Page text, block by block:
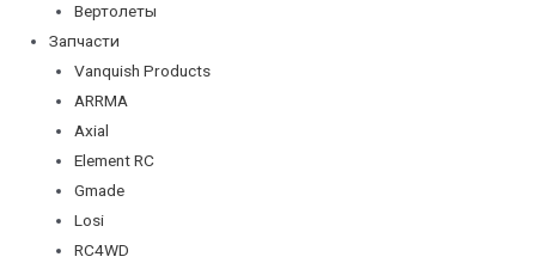
Вертолеты
Запчасти
Vanquish Products
ARRMA
Axial
Element RC
Gmade
Losi
RC4WD